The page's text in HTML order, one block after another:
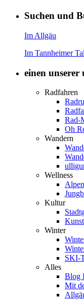
Suchen und
Im Allgäu
Im Tannheimer Tal
einen
Radfahren
Rad-
Oh
Wandern
Wellness
Kultur
Winter
SKI-
Alles
Blog
Mit